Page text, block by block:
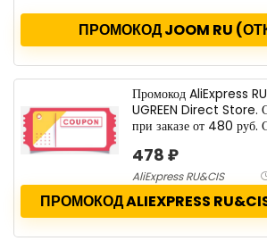
ПРОМОКОД JOOM RU
Промокод AliExpress
UGREEN Direct Store.
при заказе от 480
478 ₽
AliExpress RU&CIS
ПРОМОКОД ALIEXPRESS